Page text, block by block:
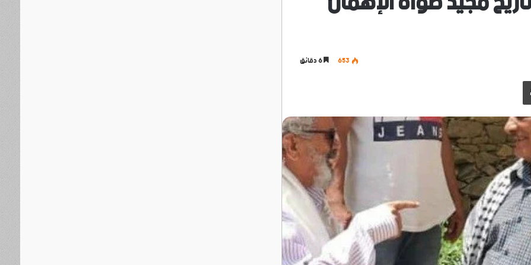
653
6 دقائق
طباعة